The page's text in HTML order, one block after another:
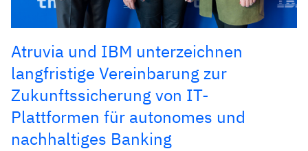
Atruvia und IBM unterzeichnen
langfristige Vereinbarung zur
Zukunftssicherung von IT-
Plattformen für autonomes und
nachhaltiges Banking